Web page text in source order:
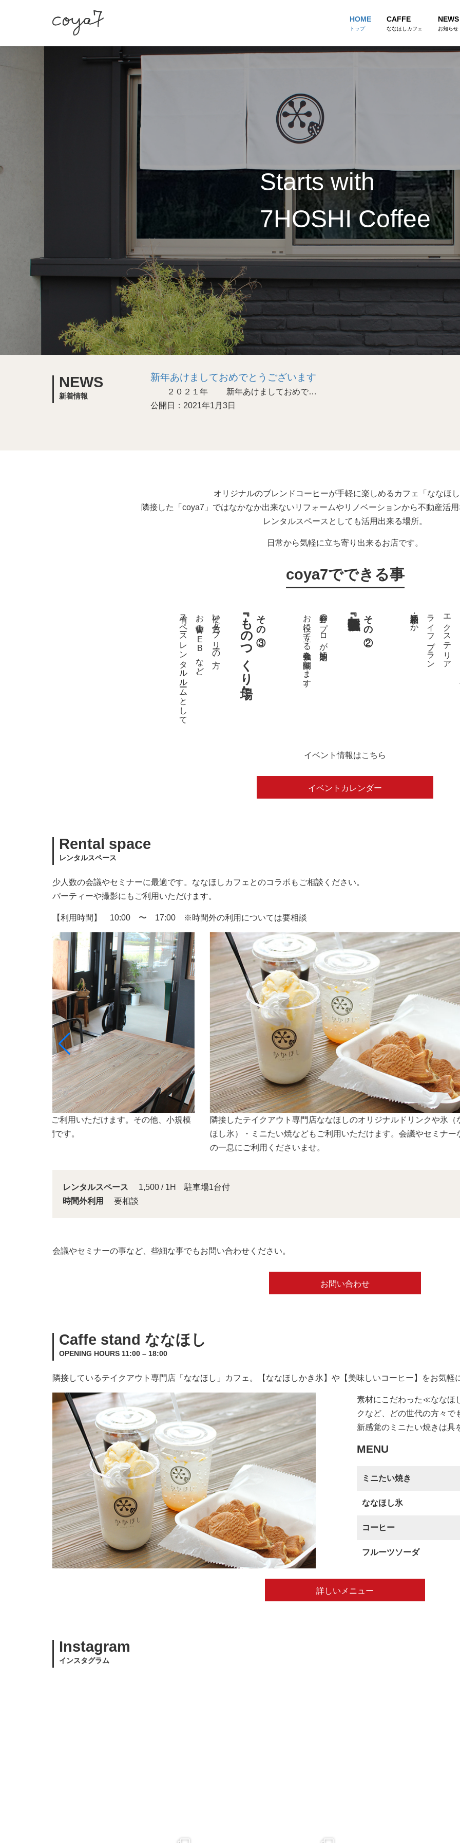
HOME
トップ
CAFFE
ななほしカフェ
NEWS
お知らせ
Starts with
7HOSHI Coffee
NEWS
新着情報
新年あけましておめでとうございます
２０２１年 新年あけましておめで…
公開日：2021年1月3日
オリジナルのブレンドコーヒーが手軽に楽しめるカフェ「ななほし
隣接した「coya7」ではなかなか出来ないリフォームやリノベーションから不動産活用
レンタルスペースとしても活用出来る場所。
日常から気軽に立ち寄り出来るお店です。
coya7でできる事
エクステリア
ライフプラン
不動産・相続ほか
その②
各分野のプロが定期的に
お役に立てる勉強会を開催します。
その③
『ものつくり場』
使い方色々。フリーの方、
お仕事、WEBなど。
省スペースレンタルルームとして
イベント情報はこちら
イベントカレンダー
Rental space
レンタルスペース
少人数の会議やセミナーに最適です。ななほしカフェとのコラボもご相談ください。
パーティーや撮影にもご利用いただけます。
【利用時間】 10:00 〜 17:00 ※時間外の利用については要相談
専門店ななほしのオリジナルドリンクや氷（なな
などもご利用いただけます。会議やセミナーなど
会議スペースは大きな窓から明るい日差しが入り込みます。
レンタルスペース
1,500 / 1H 駐車場1台付
時間外利用
要相談
会議やセミナーの事など、些細な事でもお問い合わせください。
お問い合わせ
Caffe stand ななほし
OPENING HOURS 11:00 – 18:00
隣接しているテイクアウト専門店「ななほし」カフェ。【ななほしかき氷】や【美味しいコーヒー】をお気軽
素材にこだわった≪ななほ
クなど、どの世代の方々で
新感覚のミニたい焼きは具
MENU
ミニたい焼き
ななほし氷
コーヒー
フルーツソーダ
詳しいメニュー
Instagram
インスタグラム